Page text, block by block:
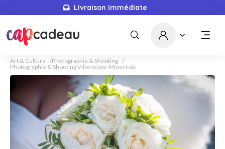
Livraison immédiate
Art & Culture
Photographie & Shooting
Photographie & Shooting Villeneuve-Minervois